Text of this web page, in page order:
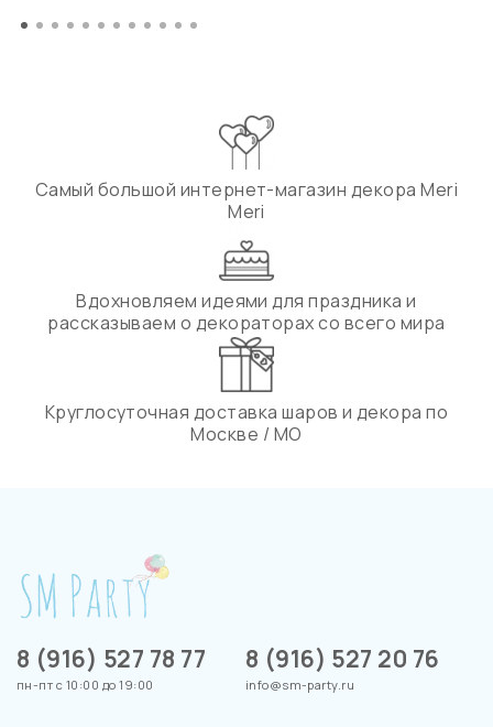
Самый большой интернет-магазин декора Meri
Meri
Вдохновляем идеями для праздника и
рассказываем о декораторах со всего мира
Круглосуточная доставка шаров и декора по
Москве / МО
8 (916) 527 78 77
пн-пт с 10:00 до 19:00
8 (916) 527 20 76
info@sm-party.ru